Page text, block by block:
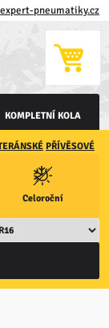
KOMPLETNÍ KOLA
pneumatiky.cz
PŘÍVĚSOVÉ
Celoroční